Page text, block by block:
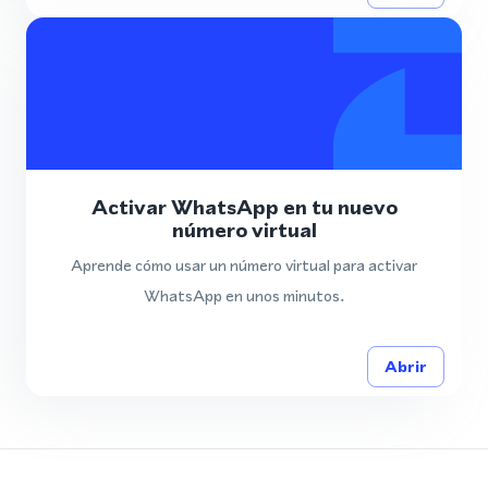
Activar WhatsApp en tu nuevo
número virtual
Aprende cómo usar un número virtual para activar
WhatsApp en unos minutos.
Abrir